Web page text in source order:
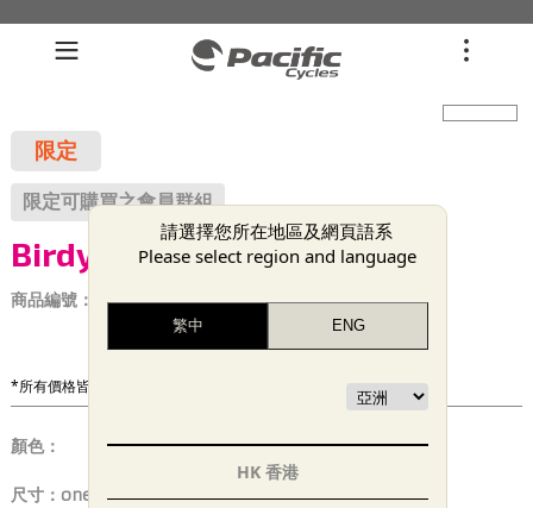
請選擇您所在地區及網頁語系
Please select region and language
HK 香港
限定
限定可購買之會員群組
Birdy New Classis
商品編號： M000000000001
*所有價格皆未稅
顏色：
尺寸： one size